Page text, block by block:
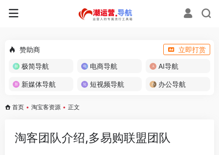
赞助商
立即打赏
极简导航
电商导航 AI导航
新媒体导航 短视频导航 办公导航
首页 • 淘宝客资源 • 正文
淘客团队介绍,多易购联盟团队